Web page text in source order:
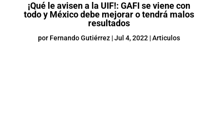
¡Qué le avisen a la UIF!: GAFI se viene con
todo y México debe mejorar o tendrá malos
resultados
por Fernando Gutiérrez|Jul 4, 2022|Articulos